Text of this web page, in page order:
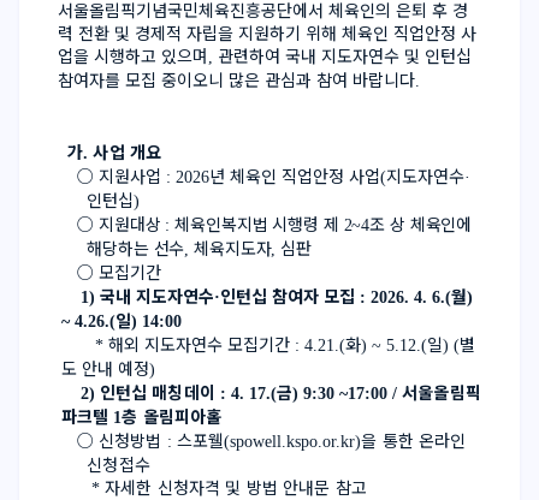
서울올림픽기념국민체육진흥공단에서 체육인의 은퇴 후 경
력 전환 및 경제적 자립을 지원하기 위해 체육인 직업안정 사
업을 시행하고 있으며 , 관련하여 국내 지도자연수 및 인턴십
참여자를 모집 중이오니 많은 관심과 참여 바랍니다.
가. 사업 개요
○ 지원사업 : 2026년 체육인 직업안정 사업(지도자연수·
인턴십)
○ 지원대상 : 체육인복지법 시행령 제 2~4조 상 체육인에
해당하는 선수, 체육지도자, 심판
○ 모집기간
1) 국내 지도자연수·인턴십 참여자 모집 : 2026. 4. 6.(월)
~ 4.26.(일) 14:00
* 해외 지도자연수 모집기간 : 4.21.(화) ~ 5.12.(일) (별
도 안내 예정)
2) 인턴십 매칭데이 : 4. 17.(금) 9:30 ~17:00 / 서울올림픽
파크텔 1층 올림피아홀
○ 신청방법 : 스포웰(spowell.kspo.or.kr)을 통한 온라인
신청접수
* 자세한 신청자격 및 방법 안내문 참고